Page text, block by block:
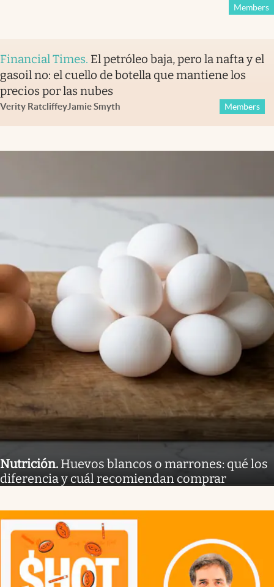
Members
Financial Times. El petróleo baja, pero la nafta y el
gasoil no: el cuello de botella que mantiene los
precios por las nubes
Verity RatcliffeyJamie Smyth Members
Nutrición. Huevos blancos o marrones: qué los
diferencia y cuál recomiendan comprar